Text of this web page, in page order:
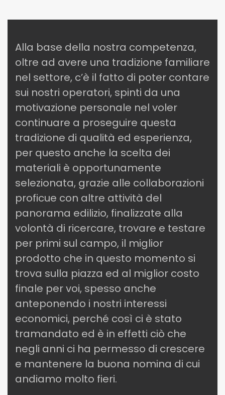
Alla base della nostra competenza,
oltre ad avere una tradizione familiare
nel settore, c’è il fatto di poter contare
sui nostri operatori, spinti da una
motivazione personale nel voler
continuare a proseguire questa
tradizione di qualità ed esperienza,
per questo anche la scelta dei
materiali è opportunamente
selezionata, grazie alle collaborazioni
proficue con altre attività del
panorama edilizio, finalizzate alla
volontà di ricercare, trovare e testare
per primi sul campo, il miglior
prodotto che in questo momento si
trova sulla piazza ed al miglior costo
finale per voi, spesso anche
anteponendo i nostri interessi
economici, perché così ci è stato
tramandato ed è in effetti ciò che
negli anni ci ha permesso di crescere
e mantenere la buona nomina di cui
andiamo molto fieri.